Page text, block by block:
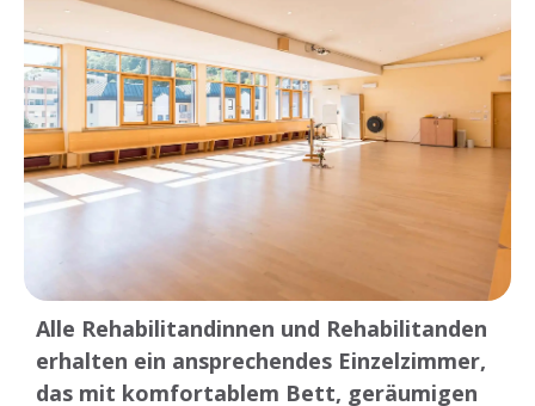
Alle Rehabilitandinnen und Rehabilitanden
erhalten ein ansprechendes Einzelzimmer,
das mit komfortablem Bett, geräumigen